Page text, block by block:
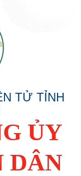
TỬ TỈNH
ỦY
DÂN